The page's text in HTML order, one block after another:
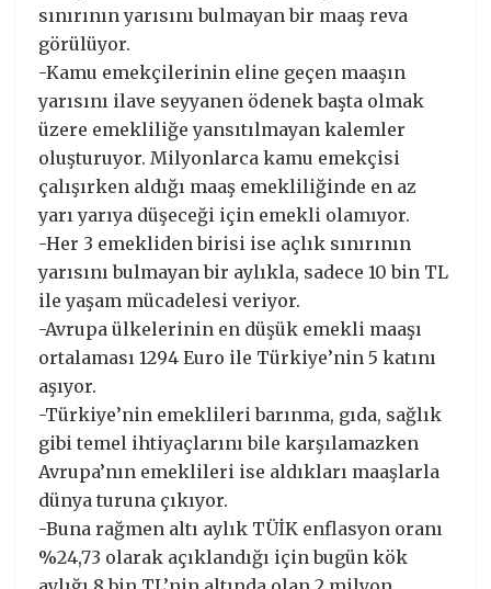
sınırının yarısını bulmayan bir maaş reva
görülüyor.
-Kamu emekçilerinin eline geçen maaşın
yarısını ilave seyyanen ödenek başta olmak
üzere emekliliğe yansıtılmayan kalemler
oluşturuyor. Milyonlarca kamu emekçisi
çalışırken aldığı maaş emekliliğinde en az
yarı yarıya düşeceği için emekli olamıyor.
-Her 3 emekliden birisi ise açlık sınırının
yarısını bulmayan bir aylıkla, sadece 10 bin TL
ile yaşam mücadelesi veriyor.
-Avrupa ülkelerinin en düşük emekli maaşı
ortalaması 1294 Euro ile Türkiye’nin 5 katını
aşıyor.
-Türkiye’nin emeklileri barınma, gıda, sağlık
gibi temel ihtiyaçlarını bile karşılamazken
Avrupa’nın emeklileri ise aldıkları maaşlarla
dünya turuna çıkıyor.
-Buna rağmen altı aylık TÜİK enflasyon oranı
%24,73 olarak açıklandığı için bugün kök